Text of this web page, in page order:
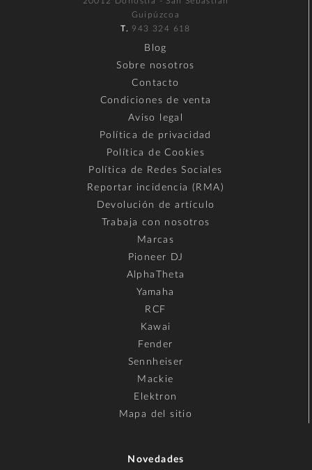
Guipúzcoa
T. 943 324 618
Blog
Sobre nosotros
Contacto
Condiciones de venta
Aviso legal
Política de privacidad
Política de Cookies
Política de Redes Sociales
Reportar incidencia (RMA)
Devolución de artículo
Trabaja con nosotros
Marcas
Pioneer DJ
AlphaTheta
Yamaha
RCF
Kawai
Fender
Sennheiser
Mackie
Elektron
Mapa del sitio
Novedades